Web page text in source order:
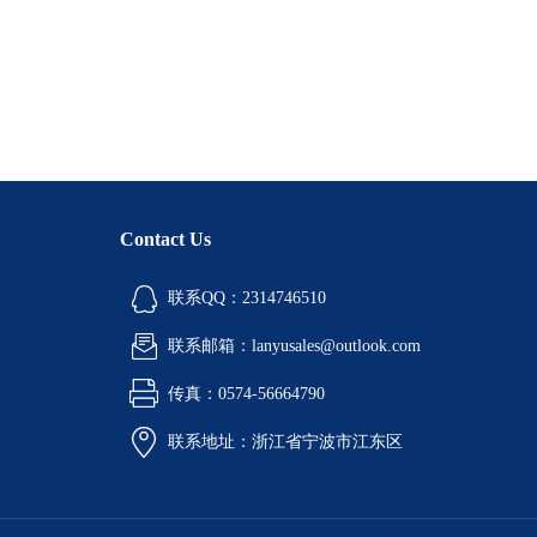
Contact Us
联系QQ：2314746510
联系邮箱：lanyusales@outlook.com
传真：0574-56664790
联系地址：浙江省宁波市江东区